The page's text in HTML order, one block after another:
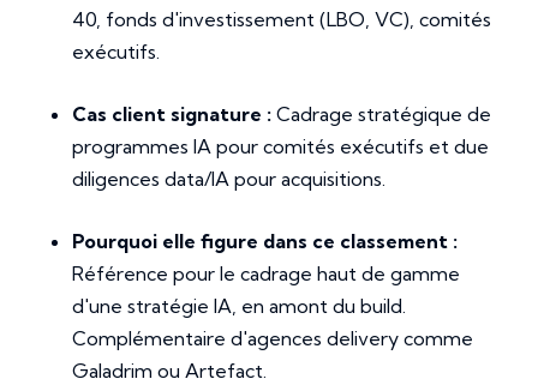
40, fonds d'investissement (LBO, VC), comités
exécutifs.
Cas client signature : Cadrage stratégique de
programmes IA pour comités exécutifs et due
diligences data/IA pour acquisitions.
Pourquoi elle figure dans ce classement :
Référence pour le cadrage haut de gamme
d'une stratégie IA, en amont du build.
Complémentaire d'agences delivery comme
Galadrim ou Artefact.